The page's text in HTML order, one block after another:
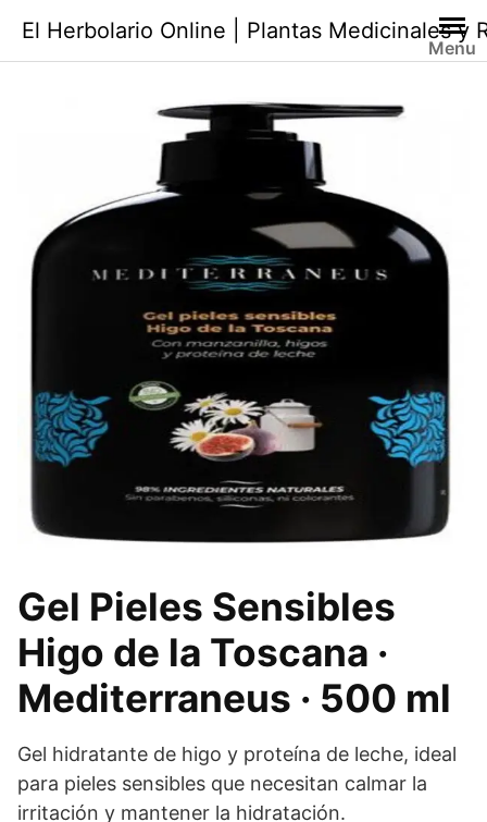
contenido
El Herbolario Online | Plantas Medicinales y
Menu
Gel Pieles Sensibles
Higo de la Toscana ·
Mediterraneus · 500 ml
Gel hidratante de higo y proteína de leche, ideal
para pieles sensibles que necesitan calmar la
irritación y mantener la hidratación.